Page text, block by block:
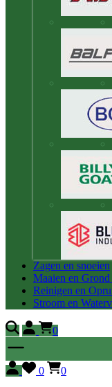
Zagen en snoeien
Maaien en
Reinigen en
Stroom en
0
0
0